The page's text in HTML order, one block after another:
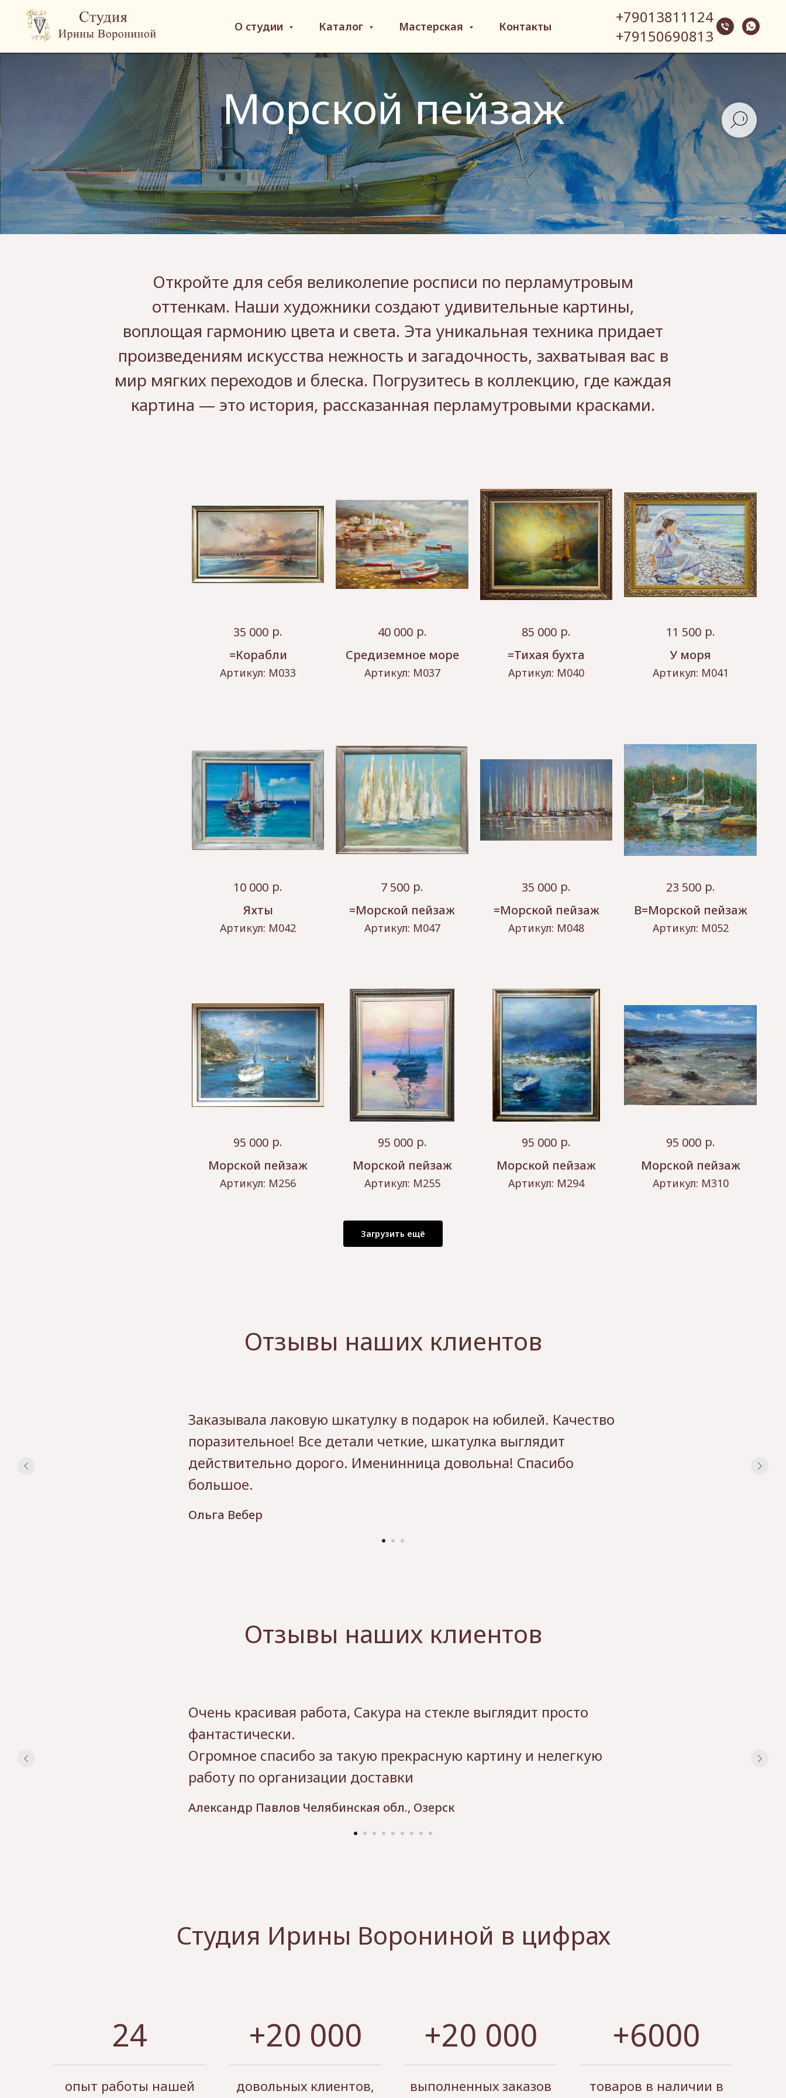
О студии Каталог Мастерская Контакты
+79013811124
+79150690813
Морской пейзаж
Откройте для себя великолепие росписи по перламутровым
оттенкам. Наши художники создают удивительные картины,
воплощая гармонию цвета и света. Эта уникальная техника придает
произведениям искусства нежность и загадочность, захватывая вас в
мир мягких переходов и блеска. Погрузитесь в коллекцию, где каждая
картина — это история, рассказанная перламутровыми красками.
35 000 р.
=Корабли
Артикул: М033
40 000 р.
Средиземное море
Артикул: М037
85 000 р.
=Тихая бухта
Артикул: М040
11 500 р.
У моря
Артикул: М041
10 000 р.
Яхты
Артикул: М042
7 500 р.
=Морской пейзаж
Артикул: М047
35 000 р.
=Морской пейзаж
Артикул: М048
23 500 р.
В=Морской пейзаж
Артикул: М052
95 000 р.
Морской пейзаж
Артикул: М256
95 000 р.
Морской пейзаж
Артикул: М255
95 000 р.
Морской пейзаж
Артикул: М294
95 000 р.
Морской пейзаж
Артикул: М310
Загрузить ещё
Отзывы наших клиентов
Заказывала лаковую шкатулку в подарок на юбилей. Качество
поразительное! Все детали четкие, шкатулка выглядит
действительно дорого. Именинница довольна! Спасибо
большое.
Ольга Вебер
Отзывы наших клиентов
Очень красивая работа, Сакура на стекле выглядит просто
фантастически.
Огромное спасибо за такую прекрасную картину и нелегкую
работу по организации доставки
Александр Павлов Челябинская обл., Озерск
Студия Ирины Ворониной в цифрах
24
опыт работы нашей
+20 000
довольных клиентов,
+20 000
выполненных заказов
+6000
товаров в наличии в